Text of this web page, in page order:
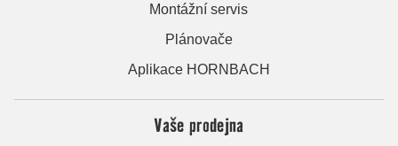
Montážní servis
Plánovače
Aplikace HORNBACH
Vaše prodejna